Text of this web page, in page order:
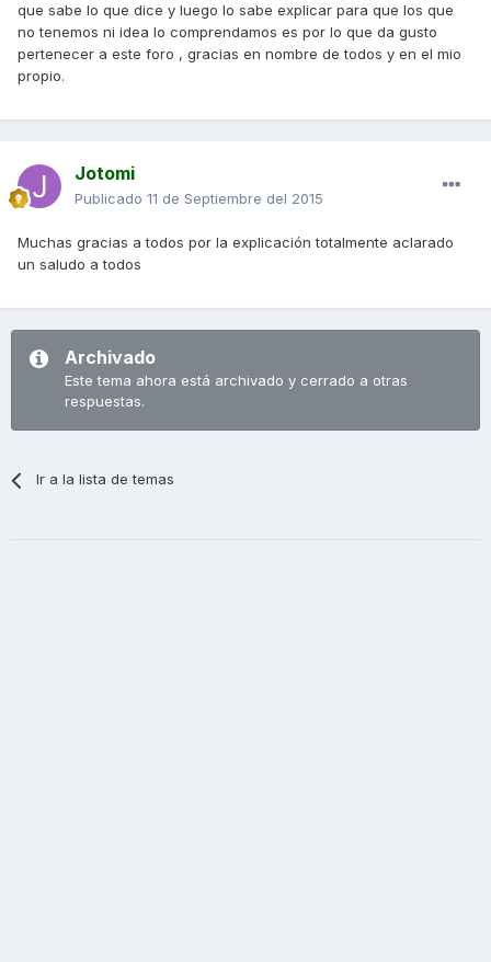
que sabe lo que dice y luego lo sabe explicar para que los que
no tenemos ni idea lo comprendamos es por lo que da gusto
pertenecer a este foro , gracias en nombre de todos y en el mio
propio.
Jotomi
Publicado 11 de Septiembre del 2015
Muchas gracias a todos por la explicación totalmente aclarado
un saludo a todos
Archivado
Este tema ahora está archivado y cerrado a otras
respuestas.
Ir a la lista de temas